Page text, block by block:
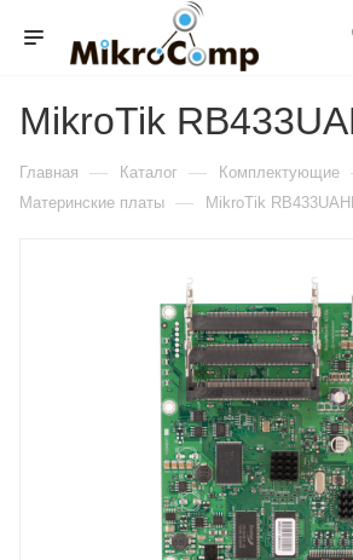
MikroTik
Главная — Каталог — Комплектующие
Материнские платы — MikroTik